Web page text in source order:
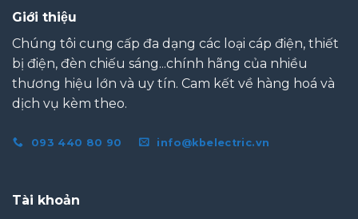
Giới thiệu
Chúng tôi cung cấp đa dạng các loại cáp điện, thiết
bị điện, đèn chiếu sáng...chính hãng của nhiều
thương hiệu lớn và uy tín. Cam kết về hàng hoá và
dịch vụ kèm theo.
093 440 80 90 info@kbelectric.vn
Tài khoản